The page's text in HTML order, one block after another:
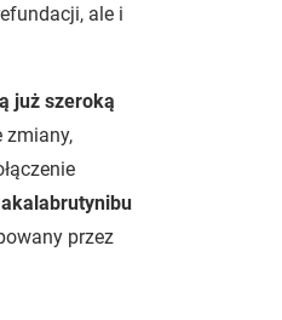
ale i
już szeroką
zmiany,
przez